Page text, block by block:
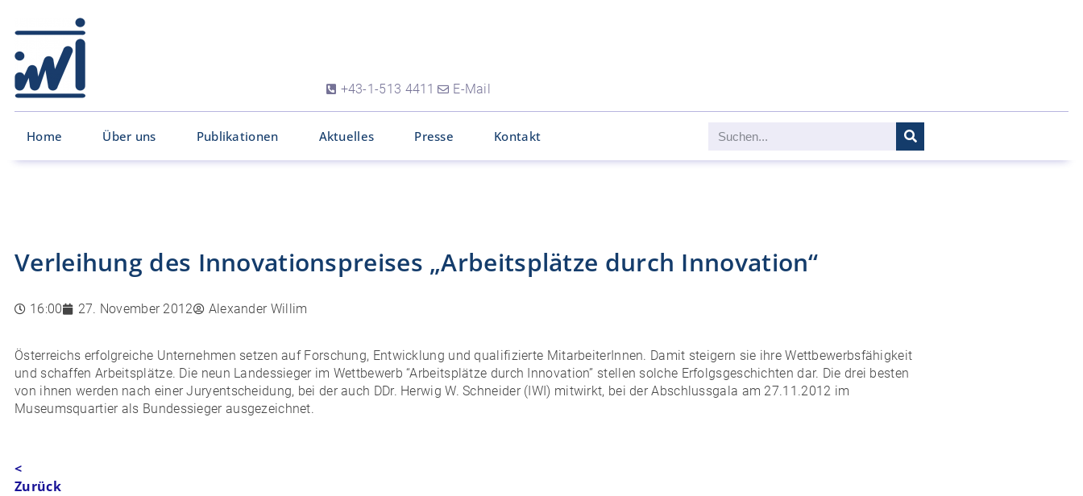
+43-1-513 4411 E-Mail
Home Über uns Publikationen Aktuelles Presse Kontakt
Verleihung des Innovationspreises „Arbeitsplätze durch Innovation“
16:00 27. November 2012 Alexander Willim
Österreichs erfolgreiche Unternehmen setzen auf Forschung, Entwicklung und qualifizierte MitarbeiterInnen. Damit steigern sie ihre Wettbewerbsfähigkeit
und schaffen Arbeitsplätze. Die neun Landessieger im Wettbewerb “Arbeitsplätze durch Innovation” stellen solche Erfolgsgeschichten dar. Die drei besten
von ihnen werden nach einer Juryentscheidung, bei der auch DDr. Herwig W. Schneider (IWI) mitwirkt, bei der Abschlussgala am 27.11.2012 im
Museumsquartier als Bundessieger ausgezeichnet.
<
Zurück